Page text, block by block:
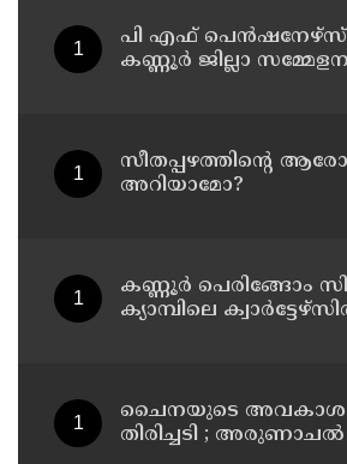
പി എഫ്
കണ്ണൂർ ജില്ലാ
സീതപ്പഴത്തിന്റെ
അറിയാമോ?
കണ്ണൂര്‍ പെരിങ്ങോം
ക്യാമ്പിലെ
ചൈനയുടെ
തിരിച്ചടി ; അരുണാചൽ